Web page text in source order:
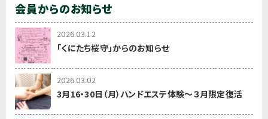
会員からのお知らせ
2026.03.12
「くにたち桜守」からのお知らせ
2026.03.02
3月16・30日（月）ハンドエステ体験～３月限定復活